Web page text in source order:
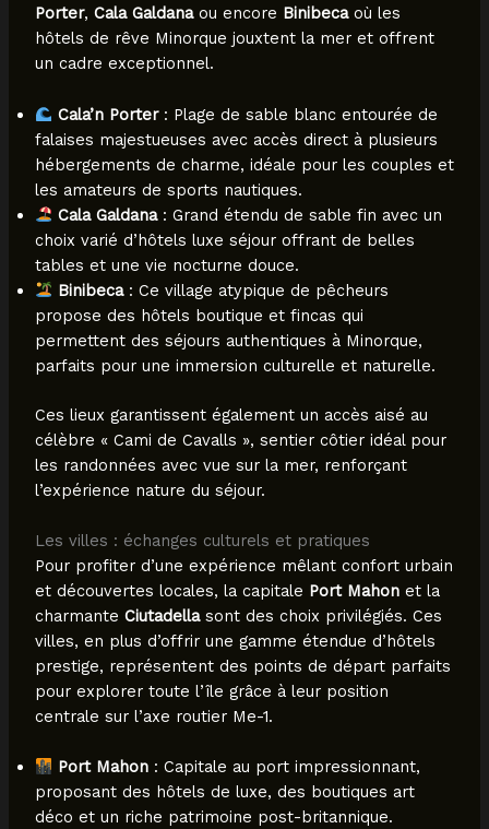
Porter, Cala Galdanaou encore Binibecaoù les
hôtels de rêve Minorque jouxtent la mer et offrent
un cadre exceptionnel.
Cala’n Porter: Plage de sable blanc entourée de
falaises majestueuses avec accès direct à plusieurs
hébergements de charme, idéale pour les couples et
les amateurs de sports nautiques.
Cala Galdana: Grand étendu de sable fin avec un
choix varié d’hôtels luxe séjour offrant de belles
tables et une vie nocturne douce.
Binibeca: Ce village atypique de pêcheurs
propose des hôtels boutique et fincas qui
permettent des séjours authentiques à Minorque,
parfaits pour une immersion culturelle et naturelle.
Ces lieux garantissent également un accès aisé au
célèbre « Cami de Cavalls », sentier côtier idéal pour
les randonnées avec vue sur la mer, renforçant
l’expérience nature du séjour.
Les villes : échanges culturels et pratiques
Pour profiter d’une expérience mêlant confort urbain
et découvertes locales, la capitale Port Mahonet la
charmante Ciutadellasont des choix privilégiés. Ces
villes, en plus d’offrir une gamme étendue d’hôtels
prestige, représentent des points de départ parfaits
pour explorer toute l’île grâce à leur position
centrale sur l’axe routier Me-1.
Port Mahon : Capitale au port impressionnant,
proposant des hôtels de luxe, des boutiques art
déco et un riche patrimoine post-britannique.